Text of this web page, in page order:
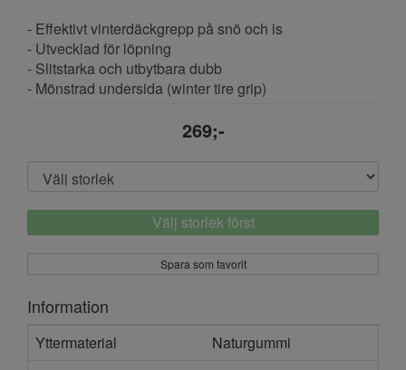
- Effektivt vinterdäckgrepp på snö och is
- Utvecklad för löpning
- Slitstarka och utbytbara dubb
- Mönstrad undersida (winter tire grip)
269;-
Välj storlek först
Spara som favorit
Information
Yttermaterial
Naturgummi